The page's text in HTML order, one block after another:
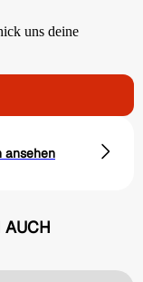
uns deine
ansehen
AUCH